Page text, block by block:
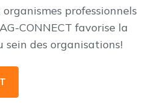
professionnels
CONNECT favorise la
sein des organisations!